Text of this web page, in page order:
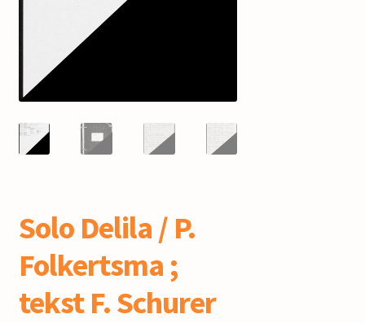
Solo Delila / P.
Folkertsma ;
tekst F. Schurer